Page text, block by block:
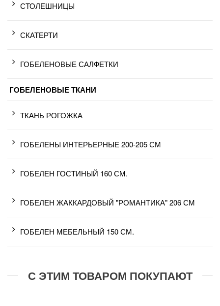
СТОЛЕШНИЦЫ
СКАТЕРТИ
ГОБЕЛЕНОВЫЕ САЛФЕТКИ
ГОБЕЛЕНОВЫЕ ТКАНИ
ТКАНЬ РОГОЖКА
ГОБЕЛЕНЫ ИНТЕРЬЕРНЫЕ 200-205 СМ
ГОБЕЛЕН ГОСТИНЫЙ 160 СМ.
ГОБЕЛЕН ЖАККАРДОВЫЙ "РОМАНТИКА" 206 СМ
ГОБЕЛЕН МЕБЕЛЬНЫЙ 150 СМ.
С ЭТИМ ТОВАРОМ ПОКУПАЮТ